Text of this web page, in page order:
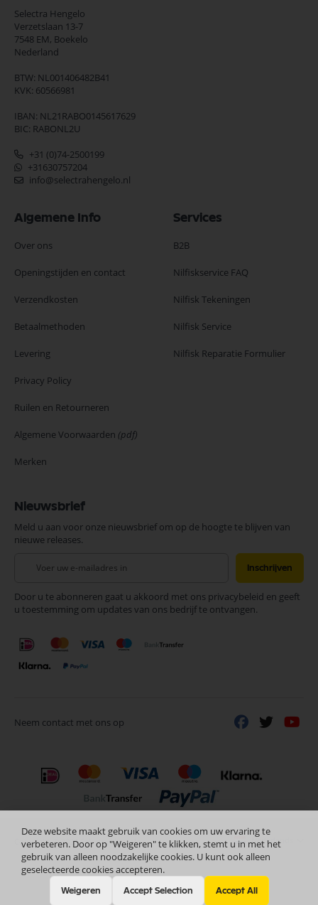
Selectra Hengelo
Verzetslaan 13-7
7548 EM, Boekelo
Nederland
BTW: NL001406482B41
KVK: 60566981
IBAN: NL21RABO0145617629
BIC: RABONL2U
+31 (0)74-2500199
+31630757204
info@selectrahengelo.nl
Algemene Info
Over ons
Openingstijden en contact
Verzendkosten
Betaalmethoden
Levering
Privacy Policy
Ruilen en Retourneren
Algemene Voorwaarden (pdf)
Merken
Services
B2B
Nilfiskservice FAQ
Nilfisk Tekeningen
Nilfisk Service
Nilfisk Reparatie Formulier
Nieuwsbrief
Meld u aan voor onze nieuwsbrief om op de hoogte te blijven van
nieuwe releases.
onze
nieuwsbrief
Inschrijven
Door u te abonneren gaat u akkoord met ons privacybeleid en geeft
u toestemming om updates van ons bedrijf te ontvangen.
Neem contact met ons op
Deze website maakt gebruik van cookies om uw ervaring te
verbeteren. Door op "Weigeren" te klikken, stemt u in met het
gebruik van alleen noodzakelijke cookies. U kunt ook alleen
geselecteerde cookies accepteren.
Weigeren Accept Selection Accept All
Copyright © 2024 Selectra Hengelo Nederlands